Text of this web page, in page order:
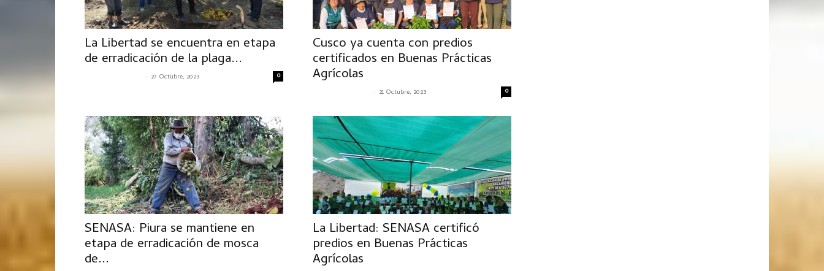
La Libertad se encuentra en etapa
de erradicación de la plaga...
- 27 Octubre, 2023 0
Cusco ya cuenta con predios
certificados en Buenas Prácticas
Agrícolas
- 21 Octubre, 2023 0
SENASA: Piura se mantiene en
etapa de erradicación de mosca
de...
La Libertad: SENASA certificó
predios en Buenas Prácticas
Agrícolas